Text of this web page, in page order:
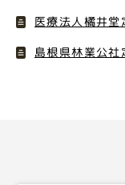
医療法人橘井堂
島根県林業公社